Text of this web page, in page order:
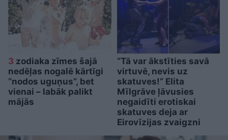
3 zodiaka zīmes šajā
nedēļas nogalē kārtīgi
“nodos uguņus”, bet
vienai – labāk palikt
mājās
“Tā var ākstīties savā
virtuvē, nevis uz
skatuves!” Elita
Mīlgrāve ļāvusies
negaidīti erotiskai
skatuves deja ar
Eirovīzijas zvaigzni